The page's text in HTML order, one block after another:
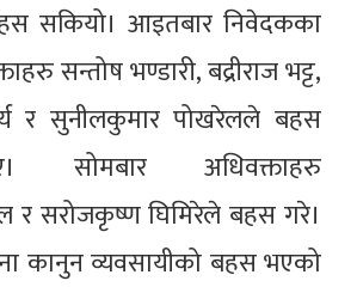
सकियो। आइतबार निवेदकका
सन्तोष भण्डारी, बद्रीराज भट्ट,
र सुनीलकुमार पोखरेलले बहस
सोमबार अधिवक्ताहरु
र सरोजकृष्ण घिमिरेले बहस गरे।
कानुन व्यवसायीको बहस भएको